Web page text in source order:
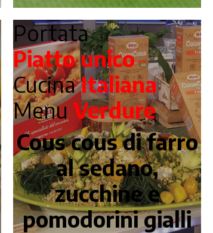
Portata
Piatto unico
CucinaItaliana
MenuVerdure
Cous cous di farro
al sedano,
zucchine e
pomodorini gialli